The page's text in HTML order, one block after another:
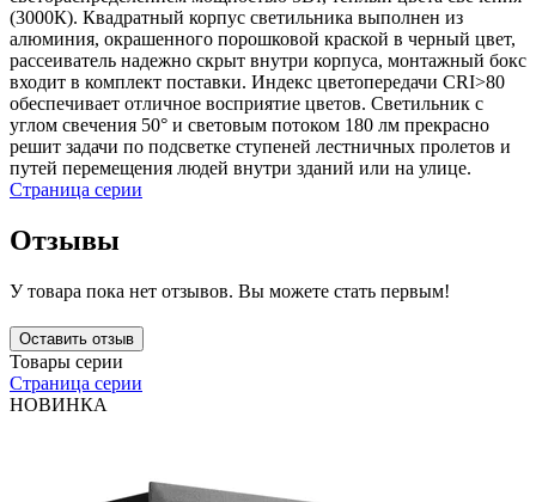
(3000К). Квадратный корпус светильника выполнен из
алюминия, окрашенного порошковой краской в черный цвет,
рассеиватель надежно скрыт внутри корпуса, монтажный бокс
входит в комплект поставки. Индекс цветопередачи CRI>80
обеспечивает отличное восприятие цветов. Светильник с
углом свечения 50° и световым потоком 180 лм прекрасно
решит задачи по подсветке ступеней лестничных пролетов и
путей перемещения людей внутри зданий или на улице.
Страница серии
Отзывы
У товара пока нет отзывов. Вы можете стать первым!
Оставить отзыв
Товары серии
Страница серии
НОВИНКА